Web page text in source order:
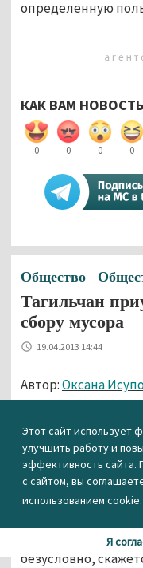
Этот сайт использует
улучшить работу и
эффективность сайта.
с сайтом, вы
использованием cookie.
Я
определенную
КАК ВАМ
0 0 0 0
Общество
Тагильчан
сбору мусора
19.04.2013 14:44
Автор:Оксана
17 апреля на
проект
порядка
Общественная
предложением о
Каксчитают
утилизировать
безусловно,